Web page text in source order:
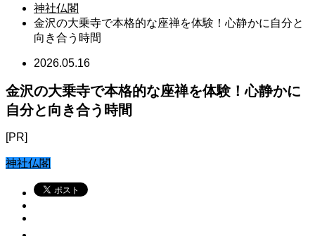
神社仏閣
金沢の大乗寺で本格的な座禅を体験！心静かに自分と
向き合う時間
2026.05.16
金沢の大乗寺で本格的な座禅を体験！心静かに
自分と向き合う時間
[PR]
神社仏閣